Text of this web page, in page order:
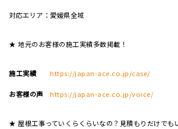
対応エリア：愛媛県全域
★ 地元のお客様の施工実績多数掲載！
施工実績 https://japan-ace.co.jp/case/
お客様の声 https://japan-ace.co.jp/voice/
★ 屋根工事っていくらくらいなの？見積もりだけでも